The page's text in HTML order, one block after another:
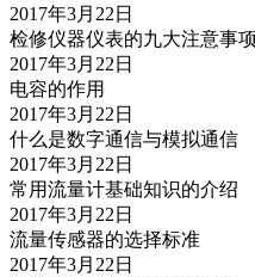
2017年3月22日
检修仪器仪表的九大注意事项
2017年3月22日
电容的作用
2017年3月22日
什么是数字通信与模拟通信
2017年3月22日
常用流量计基础知识的介绍
2017年3月22日
流量传感器的选择标准
2017年3月22日